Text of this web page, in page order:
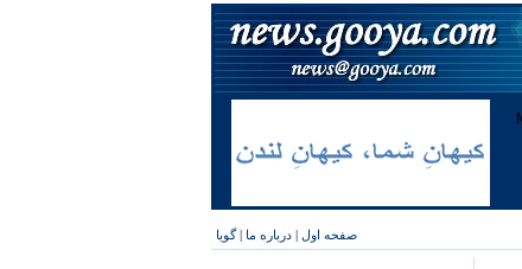
صفحه اول | درباره ما |گویا